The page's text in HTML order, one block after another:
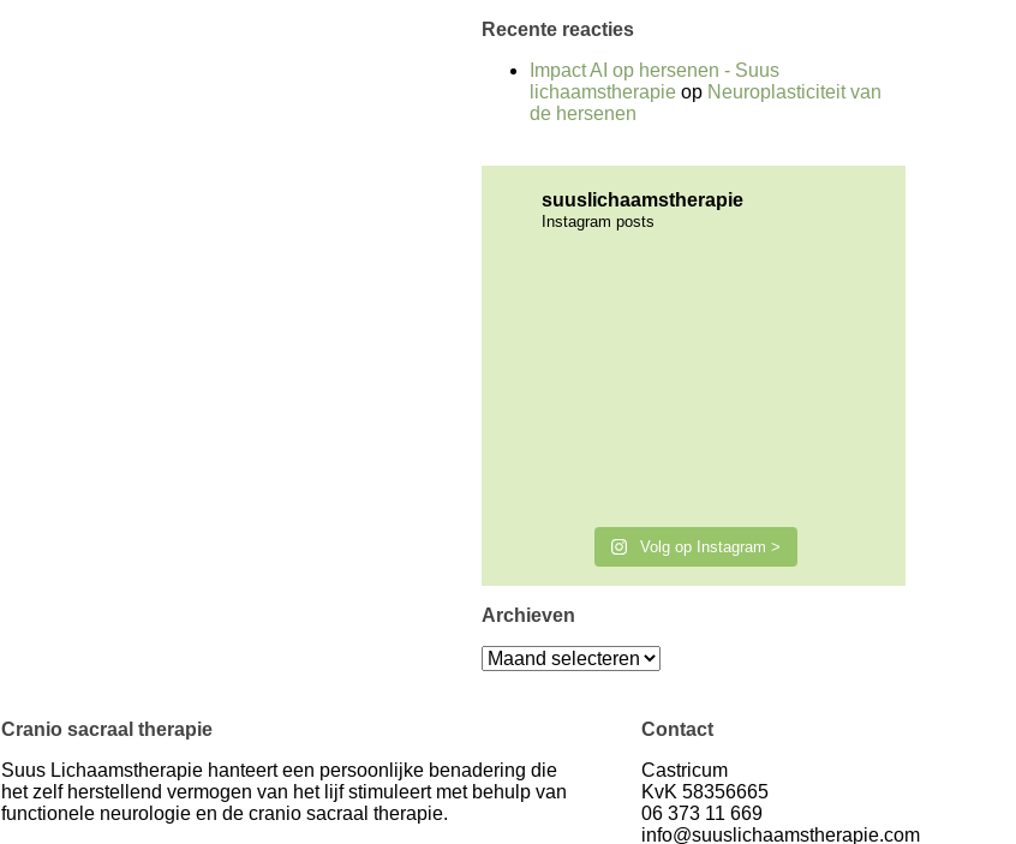
Recente reacties
Impact AI op hersenen - Suus
lichaamstherapieop Neuroplasticiteit van
de hersenen
suuslichaamstherapie
Instagram posts
Volg op Instagram >
Archieven
Archieven
Cranio sacraal therapie
Suus Lichaamstherapie hanteert een persoonlijke benadering die
het zelf herstellend vermogen van het lijf stimuleert met behulp van
functionele neurologie en de cranio sacraal therapie.
Contact
Castricum
KvK 58356665
06 373 11 669
info@suuslichaamstherapie.com